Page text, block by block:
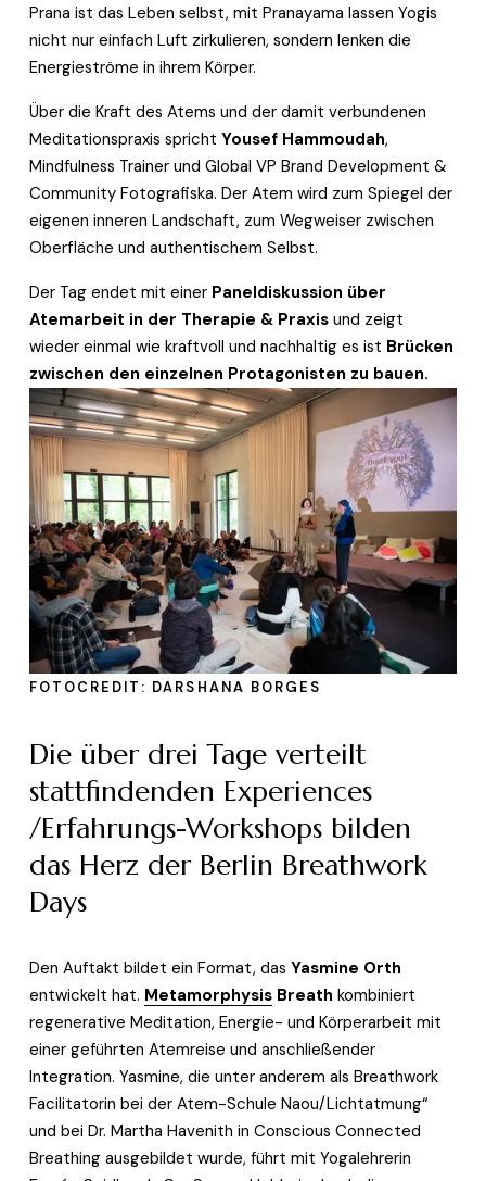
Prana ist das Leben selbst, mit Pranayama lassen Yogis
nicht nur einfach Luft zirkulieren, sondern lenken die
Energieströme in ihrem Körper.
Über die Kraft des Atems und der damit verbundenen
Meditationspraxis spricht Yousef Hammoudah,
Mindfulness Trainer und Global VP Brand Development &
Community Fotografiska. Der Atem wird zum Spiegel der
eigenen inneren Landschaft, zum Wegweiser zwischen
Oberfläche und authentischem Selbst.
Der Tag endet mit einer Paneldiskussion über
Atemarbeit in der Therapie & Praxis und zeigt
wieder einmal wie kraftvoll und nachhaltig es ist Brücken
zwischen den einzelnen Protagonisten zu bauen.
FOTOCREDIT: DARSHANA BORGES
Die über drei Tage verteilt
stattfindenden Experiences
/Erfahrungs-Workshops bilden
das Herz der Berlin Breathwork
Days
Den Auftakt bildet ein Format, das Yasmine Orth
entwickelt hat. Metamorphysis Breath kombiniert
regenerative Meditation, Energie- und Körperarbeit mit
einer geführten Atemreise und anschließender
Integration. Yasmine, die unter anderem als Breathwork
Facilitatorin bei der Atem-Schule Naou/Lichtatmung“
und bei Dr. Martha Havenith in Conscious Connected
Breathing ausgebildet wurde, führt mit Yogalehrerin